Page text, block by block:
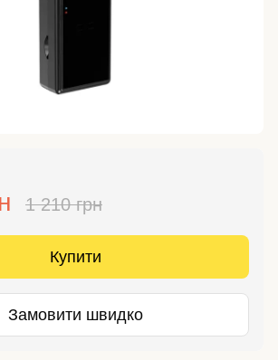
1 210 грн
Купити
Замовити швидко